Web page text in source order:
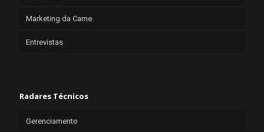
Marketing da Carne
Entrevistas
Radares Técnicos
Gerenciamento